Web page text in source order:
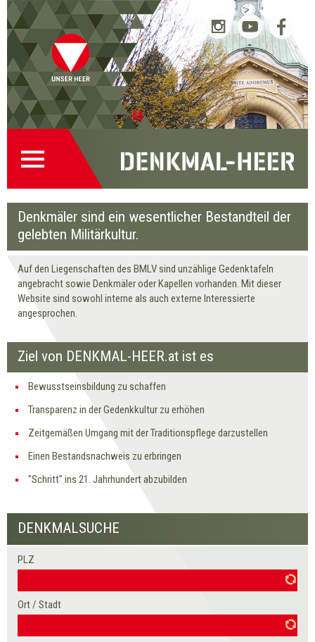
Startseite
(0)
Direkt
zur
Navigation
Direkt
zum
Inhalt
Zur
Denkmalsuche
(1)
Kontakt
(2)
Denkmäler sind ein wesentlicher Bestandteil der
gelebten Militärkultur.
Auf den Liegenschaften des BMLV sind unzählige Gedenktafeln
angebracht sowie Denkmäler oder Kapellen vorhanden. Mit dieser
Website sind sowohl interne als auch externe Interessierte
angesprochen.
Ziel von DENKMAL-HEER.at ist es
Bewusstseinsbildung zu schaffen
Transparenz in der Gedenkkultur zu erhöhen
Zeitgemäßen Umgang mit der Traditionspflege darzustellen
Einen Bestandsnachweis zu erbringen
"Schritt" ins 21. Jahrhundert abzubilden
DENKMALSUCHE
PLZ
Ort / Stadt
Seiten